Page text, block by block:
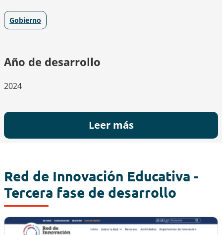
Gobierno
Año de desarrollo
2024
Leer más
Red de Innovación Educativa -
Tercera fase de desarrollo